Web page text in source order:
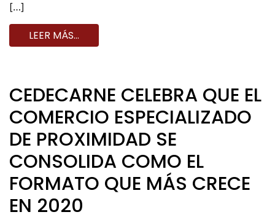
[…]
LEER MÁS…
CEDECARNE CELEBRA QUE EL
COMERCIO ESPECIALIZADO
DE PROXIMIDAD SE
CONSOLIDA COMO EL
FORMATO QUE MÁS CRECE
EN 2020